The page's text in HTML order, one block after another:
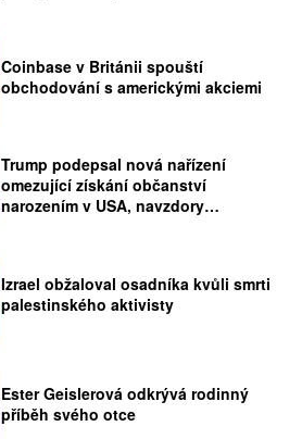
Coinbase v Británii spouští
obchodování s americkými akciemi
Trump podepsal nová nařízení
omezující získání občanství
narozením v USA, navzdory
Izrael obžaloval osadníka kvůli smrti
palestinského aktivisty
Ester Geislerová odkrývá rodinný
příběh svého otce